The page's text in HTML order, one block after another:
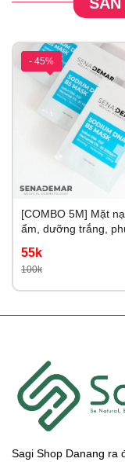
- 45%
[COMBO 5M] Mặt
ẩm, dưỡng trắng,
DNA B5
55k
100k
Sagi Shop Danang ra